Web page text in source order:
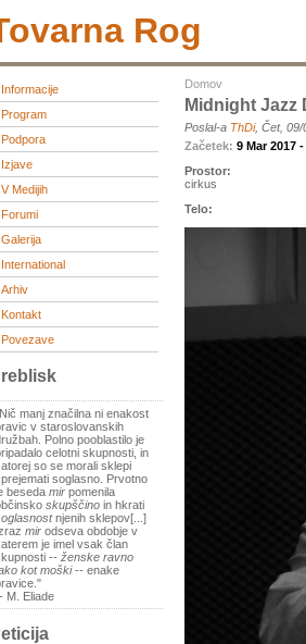
Rog
Informacije
Program
Podpora
Izjave
V Medijih
Forumi
Galerija
International
Arhiv
Kontakt
Povezave
manj značilna ni enakost
v staroslovanskih
Polno pooblastilo je
celotni skupnosti, in
so se morali sklepi
soglasno. Prvotno
beseda mir pomenila
skupščino in hkrati
njenih sklepov[...]
mir odseva obdobje v
je imel vsak član
-- ženske ravno
kot moški-- enake
M. Eliade
Domov
Midnight Jazz
Poslal-a ThDi, Čet, 09/
Začetek: 9 Mar 2017 -
Prostor:
cirkus
Telo: